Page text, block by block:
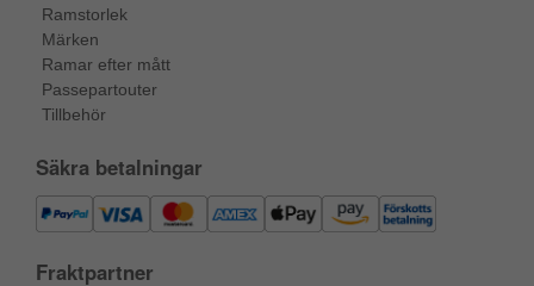
Ramstorlek
Märken
Ramar efter mått
Passepartouter
Tillbehör
Säkra betalningar
Fraktpartner